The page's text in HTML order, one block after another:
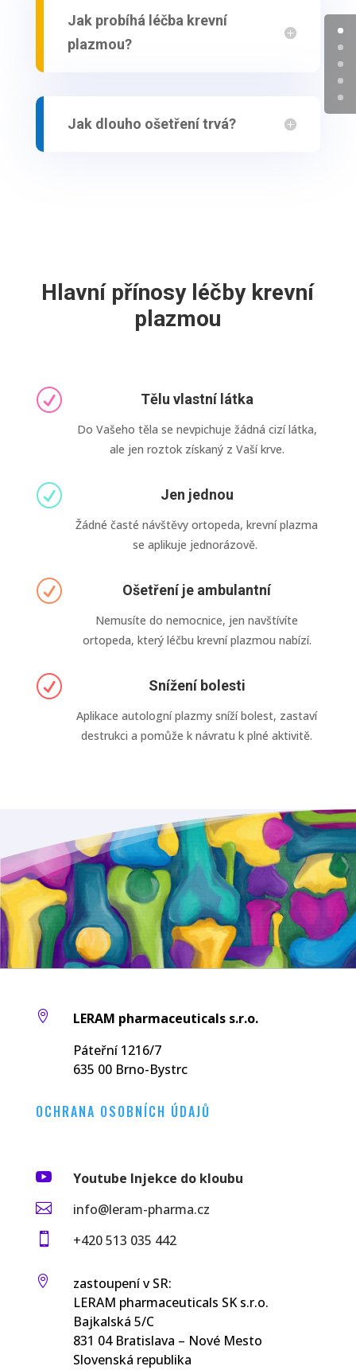
Jak probíhá léčba krevní
plazmou?
Jak dlouho ošetření trvá?
Hlavní přínosy léčby krevní
plazmou
R Tělu vlastní látka
Do Vašeho těla se nevpichuje žádná cizí látka,
ale jen roztok získaný z Vaší krve.
R Jen jednou
Žádné časté návštěvy ortopeda, krevní plazma
se aplikuje jednorázově.
R Ošetření je ambulantní
Nemusíte do nemocnice, jen navštívíte
ortopeda, který léčbu krevní plazmou nabízí.
R Snížení bolesti
Aplikace autologní plazmy sníží bolest, zastaví
destrukci a pomůže k návratu k plné aktivitě.

LERAM pharmaceuticals s.r.o.
Páteřní 1216/7
635 00 Brno-Bystrc
OCHRANA OSOBNÍCH ÚDAJŮ
 Youtube Injekce do kloubu
 info@leram-pharma.cz
 +420 513 035 442

zastoupení v SR:
LERAM pharmaceuticals SK s.r.o.
Bajkalská 5/C
831 04 Bratislava – Nové Mesto
Slovenská republika